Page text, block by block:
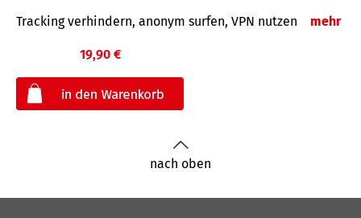
Tracking verhindern, anonym surfen, VPN nutzen mehr
19,90 €
nach oben